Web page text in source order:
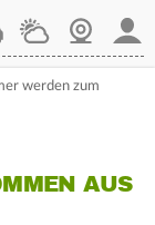
WetterWebcam
werden zum
AUS